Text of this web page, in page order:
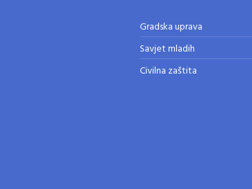
Gradska uprava
Savjet mladih
Civilna zaštita